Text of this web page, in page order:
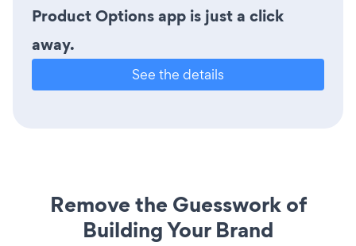
Product Options app is just a click
away.
See the details
Remove the Guesswork of
Building Your Brand